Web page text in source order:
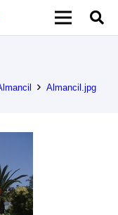
Almancil.jpg